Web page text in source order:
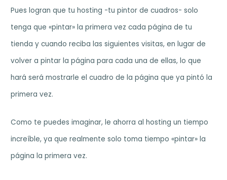
Pues logran que tu hosting -tu pintor de cuadros- solo
tenga que «pintar» la primera vez cada página de tu
tienda y cuando reciba las siguientes visitas, en lugar de
volver a pintar la página para cada una de ellas, lo que
hará será mostrarle el cuadro de la página que ya pintó la
primera vez.
Como te puedes imaginar, le ahorra al hosting un tiempo
increíble, ya que realmente solo toma tiempo «pintar» la
página la primera vez.